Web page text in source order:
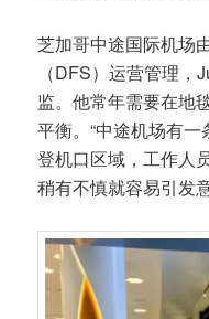
芝加哥中途国际机场
（DFS）运营管理
监。他常年需要在地
平衡。“中途机场有
登机口区域，工作人
稍有不慎就容易引发